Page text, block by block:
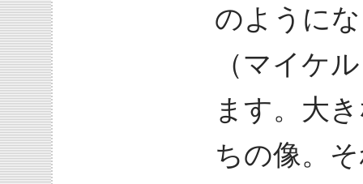
のように
（マイケ
ます。大
ちの像。